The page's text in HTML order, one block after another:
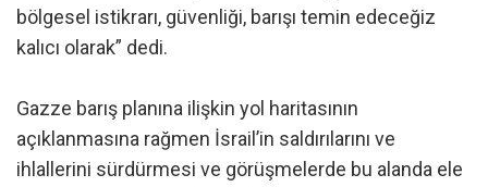
bölgesel istikrarı, güvenliği, barışı temin edeceğiz
kalıcı olarak” dedi.
Gazze barış planına ilişkin yol haritasının
açıklanmasına rağmen İsrail’in saldırılarını ve
ihlallerini sürdürmesi ve görüşmelerde bu alanda ele